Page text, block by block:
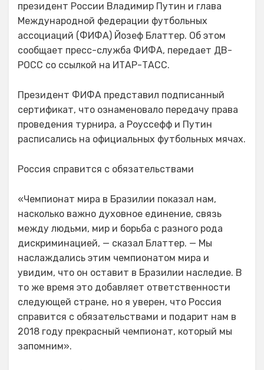
президент России Владимир Путин и глава
Международной федерации футбольных
ассоциаций (ФИФА) Йозеф Блаттер. Об этом
сообщает пресс-служба ФИФА, передает ДВ-
РОСС со ссылкой на ИТАР-ТАСС.
Президент ФИФА представил подписанный
сертификат, что ознаменовало передачу права
проведения турнира, а Роуссефф и Путин
расписались на официальных футбольных мячах.
Россия справится с обязательствами
«Чемпионат мира в Бразилии показал нам,
насколько важно духовное единение, связь
между людьми, мир и борьба с разного рода
дискриминацией, — сказал Блаттер. — Мы
наслаждались этим чемпионатом мира и
увидим, что он оставит в Бразилии наследие. В
то же время это добавляет ответственности
следующей стране, но я уверен, что Россия
справится с обязательствами и подарит нам в
2018 году прекрасный чемпионат, который мы
запомним».